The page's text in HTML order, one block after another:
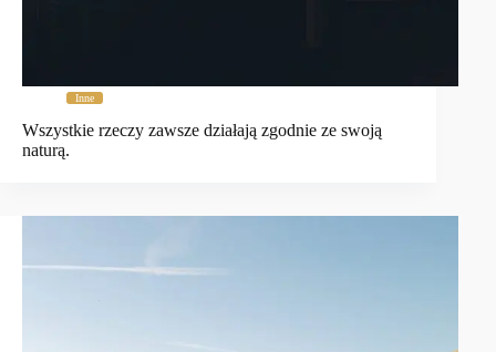
Inne
Wszystkie rzeczy zawsze działają zgodnie ze swoją
naturą.